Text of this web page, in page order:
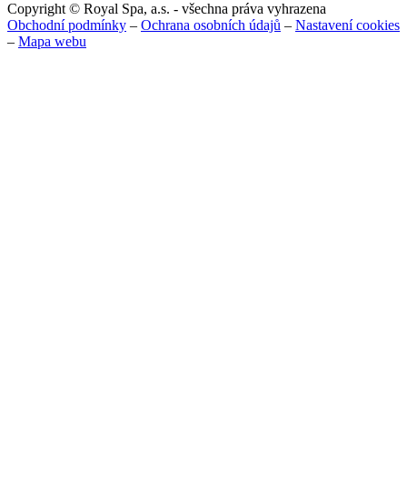
Copyright © Royal Spa, a.s. - všechna práva vyhrazena
Obchodní podmínky – Ochrana osobních údajů – Nastavení cookies
– Mapa webu